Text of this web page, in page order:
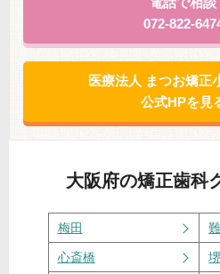
072-822-
医療法人 まつお矯正
公式HPを見
大阪府の矯正歯科
梅田
心斎橋